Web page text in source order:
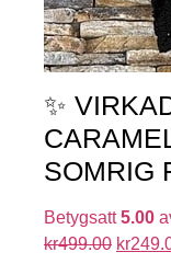
✨
SOMRIG
Betygsatt5.00
kr499.00 kr